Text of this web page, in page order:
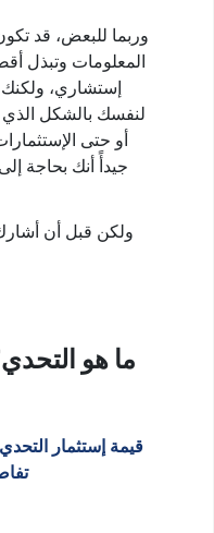
وربما للبعض، قد
المعلومات وتبذل
إستشاري، ولكنك
لنفسك بالشكل الذي
أو حتى
جيدأً أنك بحاجة
ولكن قبل أن
ما هو
قيمة إستثمار التحدي 16,950ج